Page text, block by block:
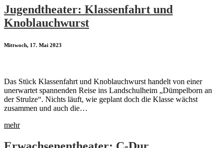
Jugendtheater: Klassenfahrt und
Knoblauchwurst
Mittwoch, 17. Mai 2023
Das Stück Klassenfahrt und Knoblauchwurst handelt von einer
unerwartet spannenden Reise ins Landschulheim „Dümpelborn an
der Strulze“. Nichts läuft, wie geplant doch die Klasse wächst
zusammen und auch die…
mehr